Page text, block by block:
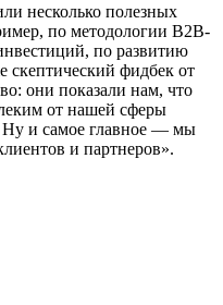
несколько полезных
по методологии B2B-
по развитию
скептический фидбек от
они показали нам, что
от нашей сферы
Ну и самое главное — мы
и партнеров».